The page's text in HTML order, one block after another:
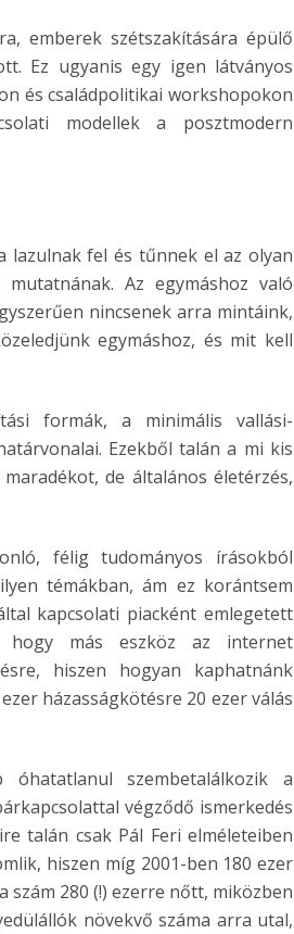
emberek szétszakítására épülő
Ez ugyanis egy igen látványos
és családpolitikai workshopokon
modellek a posztmodern
lazulnak fel és tűnnek el az olyan
Az egymáshoz való
nincsenek arra mintáink,
egymáshoz, és mit kell
formák, a minimális vallási-
Ezekből talán a mi kis
de általános életérzés,
félig tudományos írásokból
témákban, ám ez korántsem
kapcsolati piacként emlegetett
más eszköz az internet
hiszen hogyan kaphatnánk
házasságkötésre 20 ezer válás
óhatatlanul szembetalálkozik a
végződő ismerkedés
talán csak Pál Feri elméleteiben
hiszen míg 2001-ben 180 ezer
szám 280 (!) ezerre nőtt, miközben
növekvő száma arra utal,